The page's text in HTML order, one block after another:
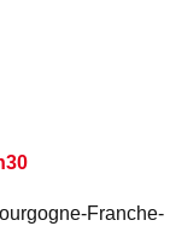
Franche-